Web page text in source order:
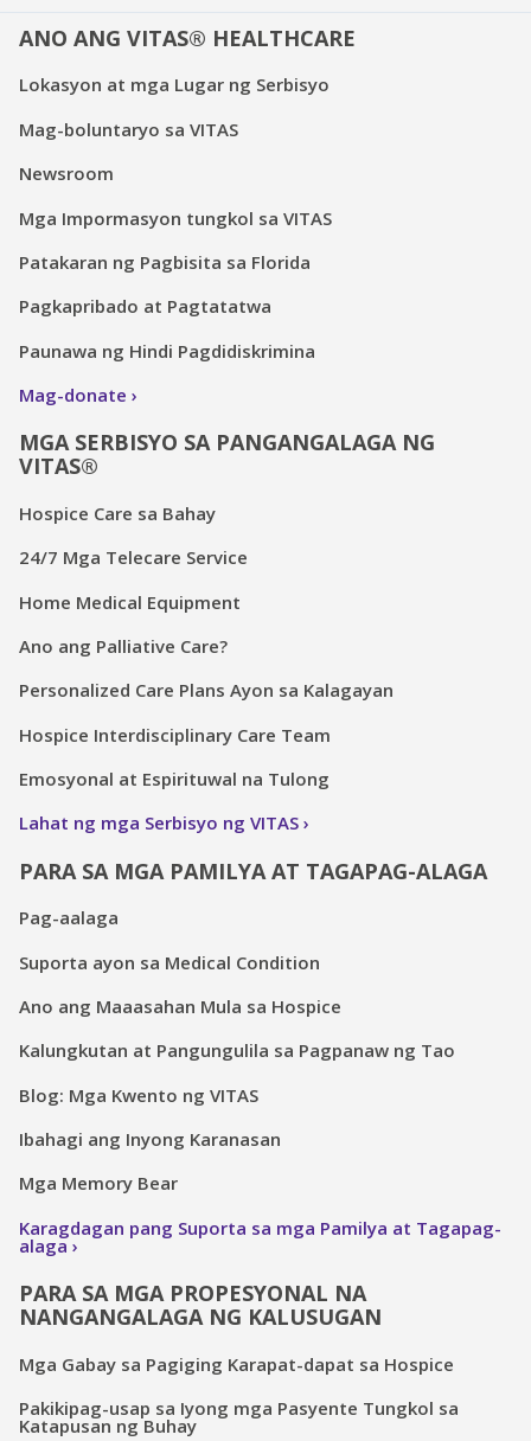
ANO ANG VITAS® HEALTHCARE
Lokasyon at mga Lugar ng Serbisyo
Mag-boluntaryo sa VITAS
Newsroom
Mga Impormasyon tungkol sa VITAS
Patakaran ng Pagbisita sa Florida
Pagkapribado at Pagtatatwa
Paunawa ng Hindi Pagdidiskrimina
Mag-donate
MGA SERBISYO SA PANGANGALAGA NG
VITAS®
Hospice Care sa Bahay
24/7 Mga Telecare Service
Home Medical Equipment
Ano ang Palliative Care?
Personalized Care Plans Ayon sa Kalagayan
Hospice Interdisciplinary Care Team
Emosyonal at Espirituwal na Tulong
Lahat ng mga Serbisyo ng VITAS
PARA SA MGA PAMILYA AT TAGAPAG-ALAGA
Pag-aalaga
Suporta ayon sa Medical Condition
Ano ang Maaasahan Mula sa Hospice
Kalungkutan at Pangungulila sa Pagpanaw ng Tao
Blog: Mga Kwento ng VITAS
Ibahagi ang Inyong Karanasan
Mga Memory Bear
Karagdagan pang Suporta sa mga Pamilya at Tagapag-
alaga
PARA SA MGA PROPESYONAL NA
NANGANGALAGA NG KALUSUGAN
Mga Gabay sa Pagiging Karapat-dapat sa Hospice
Pakikipag-usap sa Iyong mga Pasyente Tungkol sa
Katapusan ng Buhay